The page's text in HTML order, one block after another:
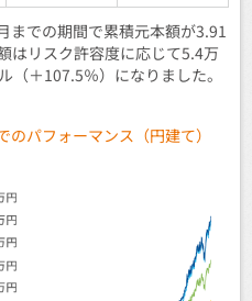
までの期間で累積元本額が3.91
はリスク許容度に応じて5.4万
（＋107.5％）になりました。
パフォーマンス（円建て）